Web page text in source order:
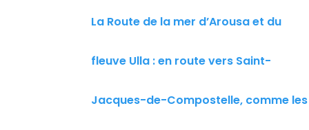
La Route de la mer d’Arousa et du
fleuve Ulla : en route vers Saint-
Jacques-de-Compostelle, comme les